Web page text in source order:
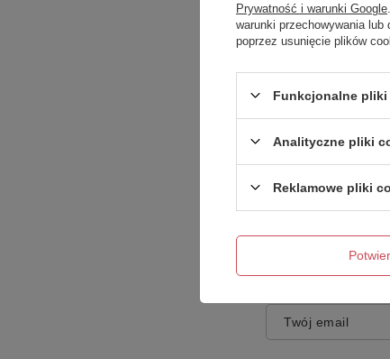
Treść twojej opinii
Dodaj własne
Twoje imię
Twój email
Prywatność i warunki Google
warunki przechowywania lub
poprzez usunięcie plików
Funkcjonalne pliki
Analityczne pliki
Reklamowe pliki